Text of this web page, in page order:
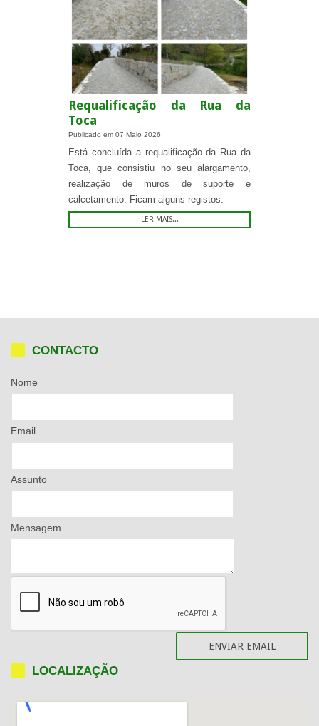
Requalificação da Rua da
Toca
Publicado em 07 Maio 2026
Está concluída a requalificação da Rua da
Toca, que consistiu no seu alargamento,
realização de muros de suporte e
calcetamento. Ficam alguns registos:
LER MAIS...
CONTACTO
Nome
Email
Assunto
Mensagem
LOCALIZAÇÃO